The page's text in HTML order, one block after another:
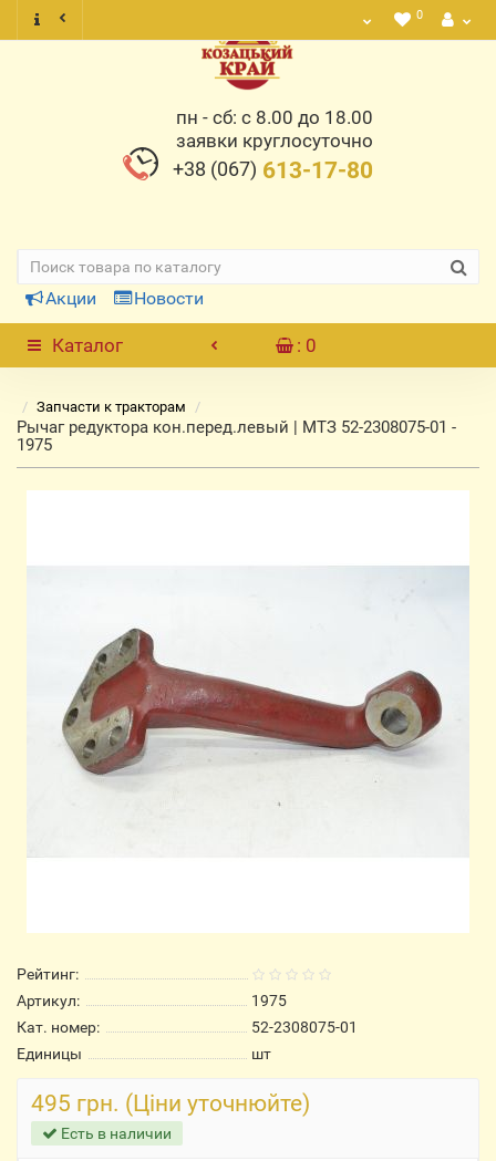
0
пн - сб: с 8.00 до 18.00
заявки круглосуточно
+38 (067) 613-17-80
Акции Новости
Каталог : 0
Запчасти к тракторам
Рычаг редуктора кон.перед.левый | МТЗ 52-2308075-01 -
1975
Рейтинг:
Артикул:
1975
Кат. номер:
52-2308075-01
Единицы
шт
495 грн. (Ціни уточнюйте)
Есть в наличии